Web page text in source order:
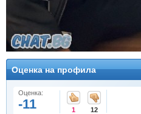
Оценка на профила
Оценка:
-11 1 12